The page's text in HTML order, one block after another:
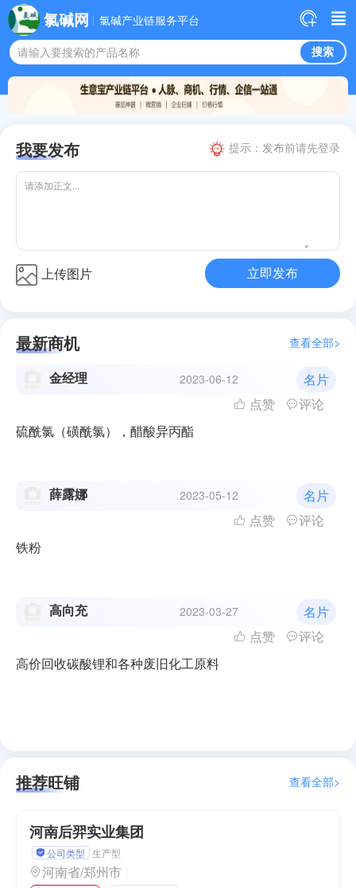
氯碱网 氯碱产业链服务平台
请输入要搜索的产品名称
我要发布 提示：发布前请先登录
请添加正文...
上传图片
最新商机 查看全部>
金经理 2023-06-12
点赞 评论
名片
硫酰氯（磺酰氯），醋酸异丙酯
薛露娜 2023-05-12
点赞 评论
名片
铁粉
高向充 2023-03-27
点赞 评论
名片
高价回收碳酸锂和各种废旧化工原料
推荐旺铺 查看全部>
河南后羿实业集团
公司类型 生产型
河南省/郑州市